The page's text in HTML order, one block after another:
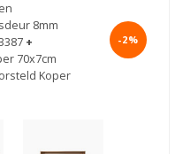
8mm
+
70x7cm
Koper
-2%